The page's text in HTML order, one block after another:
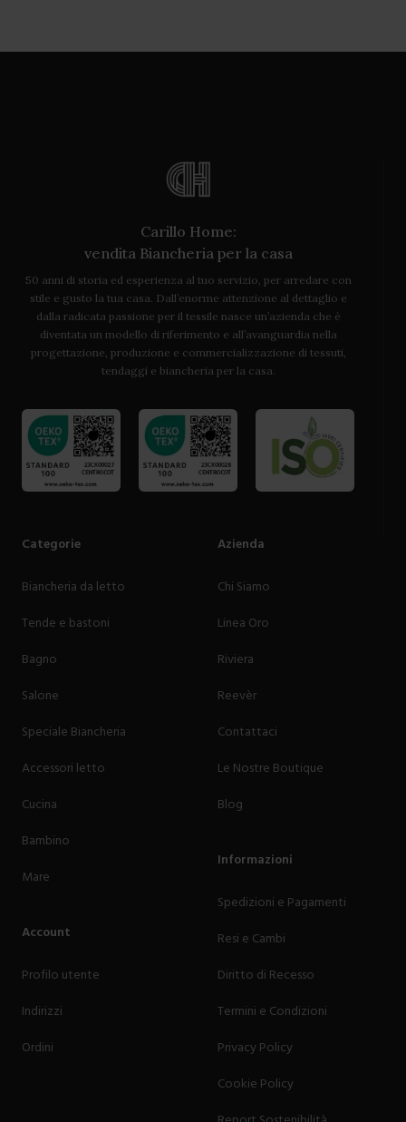
Carillo Home:
vendita Biancheria per la casa
50 anni di storia ed esperienza al tuo servizio, per arredare con
stile e gusto la tua casa. Dall’enorme attenzione al dettaglio e
dalla radicata passione per il tessile nasce un’azienda che è
diventata un modello di riferimento e all’avanguardia nella
progettazione, produzione e commercializzazione di tessuti,
tendaggi e biancheria per la casa.
Categorie
Biancheria da letto
Tende e bastoni
Bagno
Salone
Speciale Biancheria
Accessori letto
Cucina
Bambino
Mare
Account
Profilo utente
Indirizzi
Ordini
Azienda
Chi Siamo
Linea Oro
Riviera
Reevèr
Contattaci
Le Nostre Boutique
Blog
Informazioni
Spedizioni e Pagamenti
Resi e Cambi
Diritto di Recesso
Termini e Condizioni
Privacy Policy
Cookie Policy